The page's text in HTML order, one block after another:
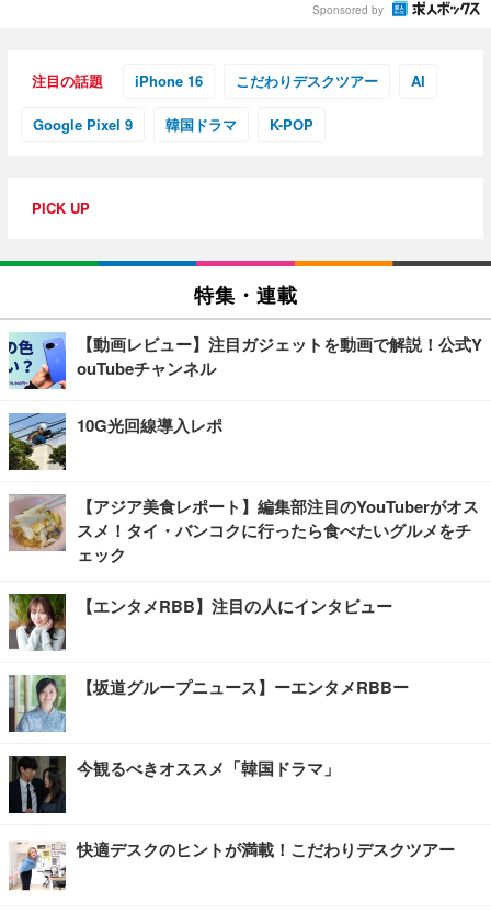
Sponsored by
注目の話題 iPhone 16 こだわりデスクツアー AI
Google Pixel 9 韓国ドラマ K-POP
PICK UP
特集・連載
【動画レビュー】注目ガジェットを動画で解説！公式Y
ouTubeチャンネル
10G光回線導入レポ
【アジア美食レポート】編集部注目のYouTuberがオス
スメ！タイ・バンコクに行ったら食べたいグルメをチ
ェック
【エンタメRBB】注目の人にインタビュー
【坂道グループニュース】ーエンタメRBBー
今観るべきオススメ「韓国ドラマ」
快適デスクのヒントが満載！こだわりデスクツアー